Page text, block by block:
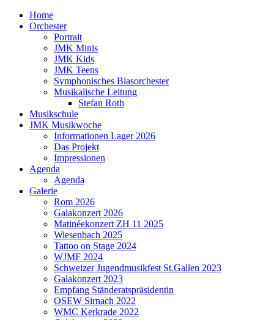
Home
Orchester
Portrait
JMK Minis
JMK Kids
JMK Teens
Symphonisches Blasorchester
Musikalische Leitung
Stefan Roth
Musikschule
JMK Musikwoche
Informationen Lager 2026
Das Projekt
Impressionen
Agenda
Agenda
Galerie
Rom 2026
Galakonzert 2026
Matinéekonzert ZH 11 2025
Wiesenbach 2025
Tattoo on Stage 2024
WJMF 2024
Schweizer Jugendmusikfest St.Gallen 2023
Galakonzert 2023
Empfang Ständeratspräsidentin
OSEW Sirnach 2022
WMC Kerkrade 2022